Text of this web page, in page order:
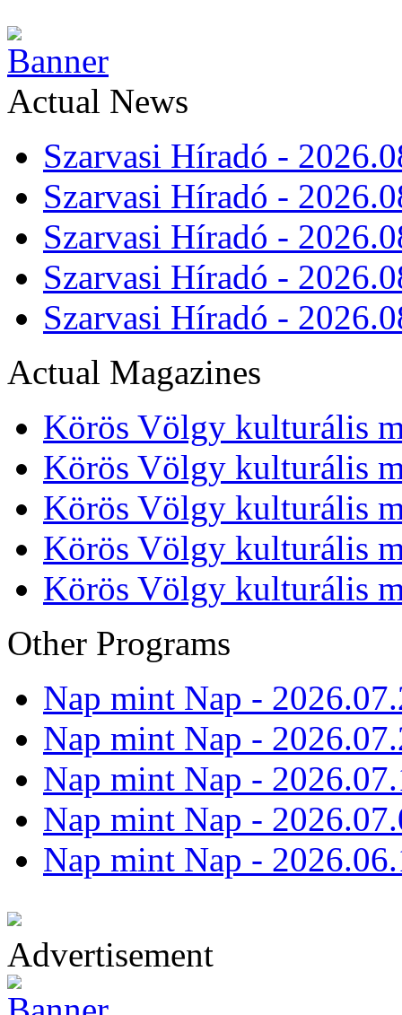
Actual News
Szarvasi Híradó -
Szarvasi Híradó -
Szarvasi Híradó -
Szarvasi Híradó -
Szarvasi Híradó -
Actual Magazines
Körös Völgy kulturális
Körös Völgy kulturális
Körös Völgy kulturális
Körös Völgy kulturális
Körös Völgy kulturális
Other Programs
Nap mint Nap -
Nap mint Nap -
Nap mint Nap -
Nap mint Nap -
Nap mint Nap -
Advertisement